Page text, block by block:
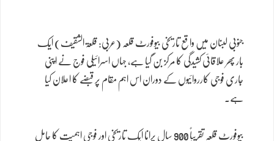
جنوبی لبنان میں واقع تاریخی بیوفورٹ قلعہ (عربی: قلعۃ الشقیف) ایک
بار پھر علاقائی کشیدگی کا مرکز بن گیا ہے، جہاں اسرائیلی فوج نے اپنی
جاری فوجی کارروائیوں کے دوران اس اہم مقام پر قبضے کا اعلان کیا
ہے۔
بیوفورٹ قلعہ تقریباً 900 سال پرانا ایک تاریخی اور فوجی اہمیت کا حامل